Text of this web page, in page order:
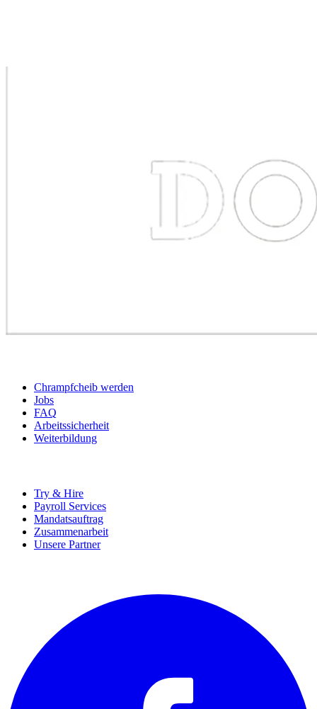
Chrampfcheib werden
Jobs
FAQ
Arbeitssicherheit
Weiterbildung
Try & Hire
Payroll Services
Mandatsauftrag
Zusammenarbeit
Unsere Partner